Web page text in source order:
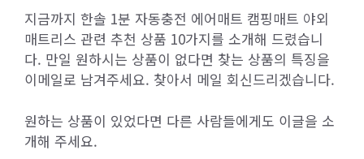
지금까지 한솔 1분 자동충전 에어매트 캠핑매트 야외
매트리스 관련 추천 상품 10가지를 소개해 드렸습니
다. 만일 원하시는 상품이 없다면 찾는 상품의 특징을
이메일로 남겨주세요. 찾아서 메일 회신드리겠습니다.
원하는 상품이 있었다면 다른 사람들에게도 이글을 소
개해 주세요.